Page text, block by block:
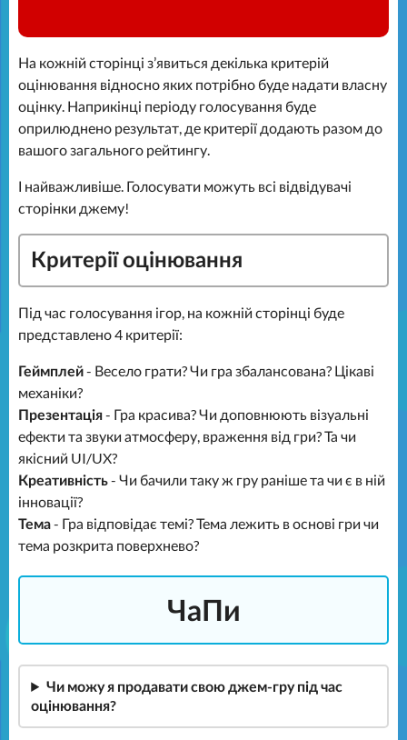
На кожній сторінці зʼявиться декілька критерій
оцінювання відносно яких потрібно буде надати власну
оцінку. Наприкінці періоду голосування буде
оприлюднено результат, де критерії додають разом до
вашого загального рейтингу.
І найважливіше. Голосувати можуть всі відвідувачі
сторінки джему!
Критерії оцінювання
Під час голосування ігор, на кожній сторінці буде
представлено 4 критерії:
Геймплей- Весело грати? Чи гра збалансована? Цікаві
механіки?
Презентація- Гра красива? Чи доповнюють візуальні
ефекти та звуки атмосферу, враження від гри? Та чи
якісний UI/UX?
Креативність- Чи бачили таку ж гру раніше та чи є в ній
інновації?
Тема- Гра відповідає темі? Тема лежить в основі гри чи
тема розкрита поверхнево?
ЧаПи
Чи можу я продавати свою джем-гру під час
оцінювання?